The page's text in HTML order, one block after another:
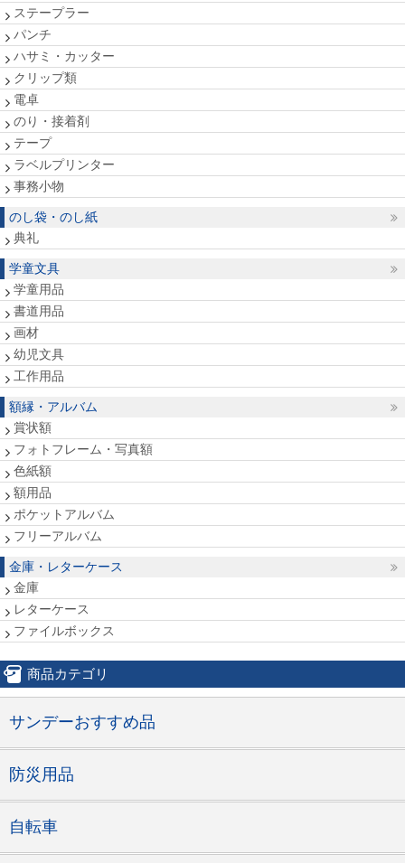
ステープラー
パンチ
ハサミ・カッター
クリップ類
電卓
のり・接着剤
テープ
ラベルプリンター
事務小物
のし袋・のし紙
典礼
学童文具
学童用品
書道用品
画材
幼児文具
工作用品
額縁・アルバム
賞状額
フォトフレーム・写真額
色紙額
額用品
ポケットアルバム
フリーアルバム
金庫・レターケース
金庫
レターケース
ファイルボックス
商品カテゴリ
サンデーおすすめ品
防災用品
自転車